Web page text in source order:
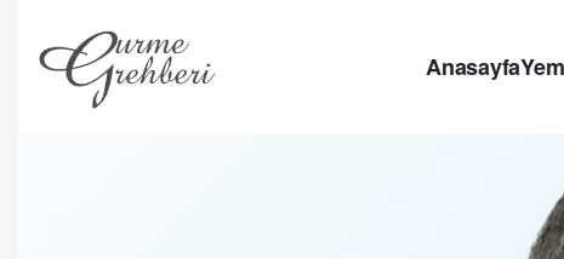
Anasayfa